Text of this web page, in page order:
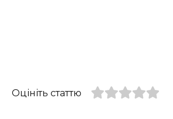
Оцініть статтю